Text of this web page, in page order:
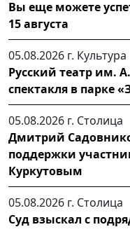
Вы еще можете
15 августа
05.08.2026 г. Культура
Русский театр им.
спектакля в парке
05.08.2026 г. Столица
Дмитрий
поддержки
Куркутовым
05.08.2026 г. Столица
Суд взыскал с